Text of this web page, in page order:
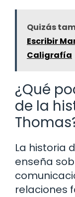
Quizás
Escribir
Caligrafía
¿Qué
de la
La historia
enseña
relaciones